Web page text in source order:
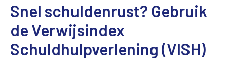
Snel schuldenrust? Gebruik
de Verwijsindex
Schuldhulpverlening (VISH)